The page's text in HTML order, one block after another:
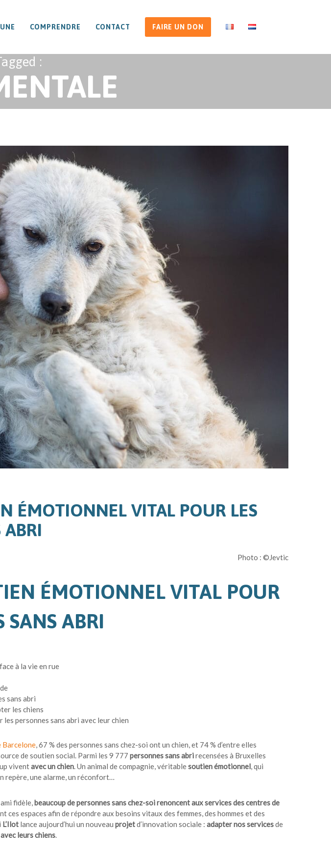
COMPRENDRE CONTACT FAIRE UN DON
:
ÉMOTIONNEL VITAL POUR LES
ABRI
Photo : ©Jevtic
ÉMOTIONNEL VITAL POUR
SANS ABRI
à la vie en rue
sans abri
les chiens
personnes sans abri avec leur chien
Barcelone, 67 % des personnes sans chez-soi ont un chien, et 74 % d’entre elles
de soutien social. Parmi les 9 777 personnes sans abrirecensées à Bruxelles
viventavec un chien. Un animal de compagnie, véritablesoutien émotionnel, qui
repère, une alarme, un réconfort…
fidèle,beaucoup de personnes sans chez-soi renoncent aux services des centres de
ces espaces afin de répondre aux besoins vitaux des femmes, des hommes et des
L’Ilotlance aujourd’hui un nouveau projetd’innovation sociale : adapter nos servicesde
leurs chiens.